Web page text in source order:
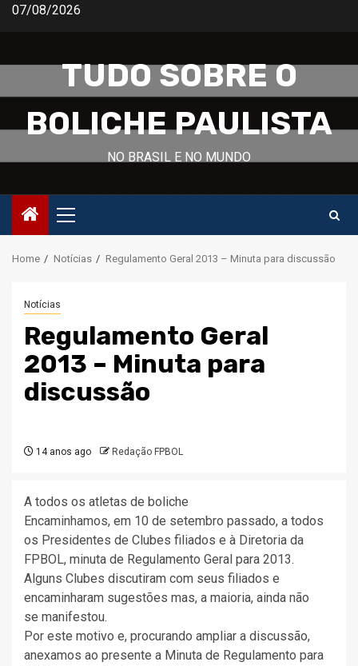
Skip07/08/2026
TUDO SOBRE O
BOLICHE PAULISTA
NO BRASIL E NO MUNDO
Primary
Menu
Home Notícias Regulamento Geral 2013 – Minuta para discussão
Notícias
Regulamento Geral
2013 – Minuta para
discussão
14 anos ago Redação FPBOL
A todos os atletas de boliche
Encaminhamos, em 10 de setembro passado, a todos
os Presidentes de Clubes filiados e à Diretoria da
FPBOL, minuta de Regulamento Geral para 2013.
Alguns Clubes discutiram com seus filiados e
encaminharam sugestões mas, a maioria, ainda não
se manifestou.
Por este motivo e, procurando ampliar a discussão,
anexamos ao presente a Minuta de Regulamento para